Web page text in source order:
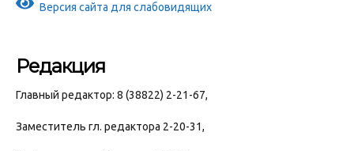
Версия сайта для слабовидящих
Редакция
Главный редактор: 8 (38822) 2-21-67,
Заместитель гл. редактора 2-20-31,